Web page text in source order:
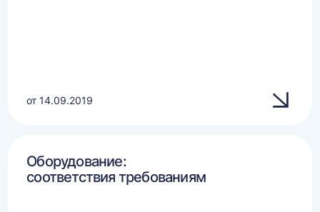
от 14.09.2019
Оборудование:
соответствия требованиям